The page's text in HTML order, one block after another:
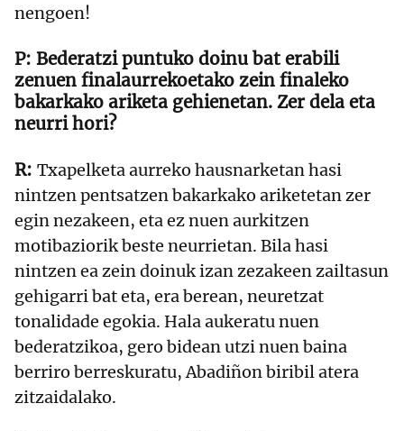
nengoen!
Bederatzi puntuko doinu bat erabili
zenuen finalaurrekoetako zein finaleko
bakarkako ariketa gehienetan. Zer dela eta
neurri hori?
Txapelketa aurreko hausnarketan hasi
nintzen pentsatzen bakarkako ariketetan zer
egin nezakeen, eta ez nuen aurkitzen
motibaziorik beste neurrietan. Bila hasi
nintzen ea zein doinuk izan zezakeen zailtasun
gehigarri bat eta, era berean, neuretzat
tonalidade egokia. Hala aukeratu nuen
bederatzikoa, gero bidean utzi nuen baina
berriro berreskuratu, Abadiñon biribil atera
zitzaidalako.